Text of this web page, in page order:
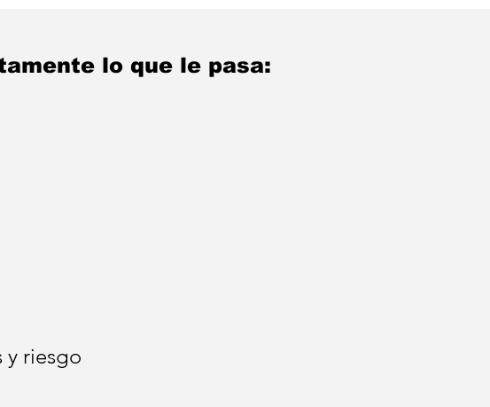
lo que le pasa:
y riesgo